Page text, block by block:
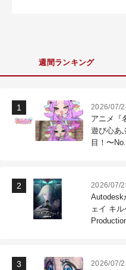
週間ランキング
2026/07/
アニメ『
遊び心あ
目！〜
2026/07/
Autodesk
ェイ キ
2026/07/